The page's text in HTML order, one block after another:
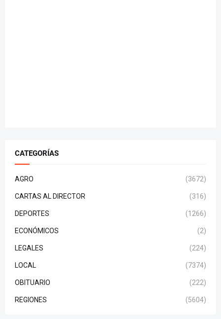
CATEGORÍAS
AGRO (3672)
CARTAS AL DIRECTOR (316)
DEPORTES (1266)
ECONÓMICOS (2)
LEGALES (224)
LOCAL (7374)
OBITUARIO (222)
REGIONES (5604)